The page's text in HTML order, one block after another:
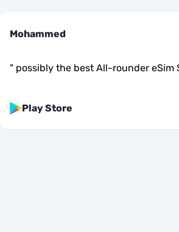
Mohammed
" possibly the best All-rounder eSim
Play Store